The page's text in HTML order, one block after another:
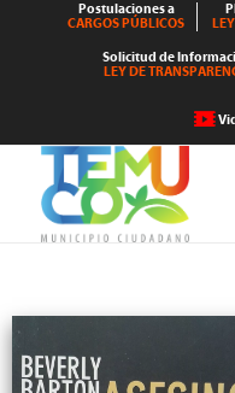
Postulaciones a
CARGOS PÚBLICOS
Solicitud de
LEY DE